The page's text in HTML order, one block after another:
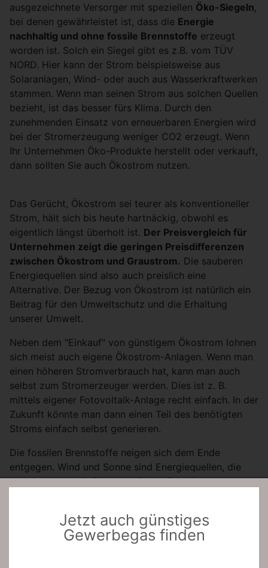
ausgezeichnete Versorger mit speziellen Öko-Siegeln,
bei denen gewährleistet ist, dass die Energie
nachhaltig und ohne fossile Brennstoffe erzeugt
worden ist. Solch ein Siegel gibt es z.B. vom TÜV
NORD. Hier kann der Strom beispielsweise aus
Solaranlagen, Wind- oder auch aus Wasserkraftwerken
stammen. Wenn man seinen Strom aus solchen Quellen
bezieht, ist das besser fürs Klima. Durch den
zunehmenden Einsatz von erneuerbaren Energien wird
bei der Stromerzeugung weniger CO2 erzeugt. Wenn
Ihr Unternehmen Öko-Produkte herstellt oder verkauft,
dann sollten Sie auch Ökostrom nutzen.
Das Gerücht, Ökostrom sei teurer als konventioneller
Strom, hält sich bis heute hartnäckig, obwohl es
eigentlich längst überholt ist. Der Preisvergleich für
Unternehmen zeigt die geringen Preisdifferenzen
zwischen Ökostrom und Graustrom. Die sauberen
Energiequellen sind also auch preislich eine
Alternative. Der Bezug von Ökostrom ist natürlich ein
Beitrag für den Umweltschutz und die Erhaltung
unserer Umwelt.
Neben dem "Einkauf" von günstigem Ökostrom lohnen
sich meist auch eigene Ökostrom-Anlagen. Wenn man
einen höheren Stromverbrauch hat, kann man auch
selbst zum Stromerzeuger werden. Dies ist z. B.
mittels eigener Fotovoltaik-Anlage recht einfach. In der
Zukunft könnte man dann einen Teil des benötigten
Stroms einfach selbst generieren.
Die fossilen Brennstoffe neigen sich dem Ende
entgegen. Wind und Sonne sind Energiequellen, die
nahezu unerschöpflich sind. Diese Energiemengen
Strom für Gewerbe: Günstiger
Jetzt auch günstiges
Gewerbegas finden